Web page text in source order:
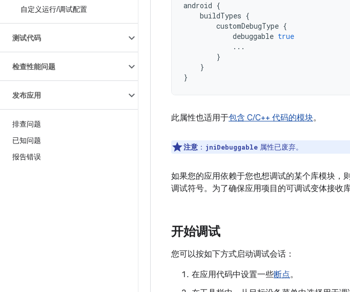
自定义运行/调试配置
测试代码
检查性能问题
发布应用
排查问题
已知问题
报告错误
android {
buildTypes {
customDebugType {
debuggable true
...
}
}
}
此属性也适用于包含 C/C++ 代码的模块。
注意 ： jniDebuggable 属性已废弃。
如果您的应用依赖于您也想调试的某个库模块，
调试符号。为了确保应用项目的可调试变体接收
开始调试
您可以按如下方式启动调试会话：
在应用代码中设置一些断点。